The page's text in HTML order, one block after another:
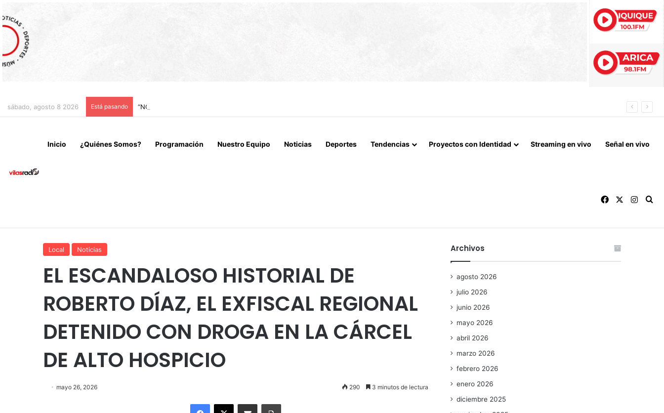
sábado, agosto 8 2026 Está pasando “NO VENIMOS A CELEBRAR LA MUERTE, SINO LA VIDA”: LA EMOTIVA ROMERÍA AL CEMENTERIO QUE MARCA EL CORAZÓN DE LA FIESTA DE SAN LORENZO
Inicio ¿Quiénes Somos? Programación Nuestro Equipo Noticias Deportes Tendencias Proyectos con Identidad Streaming en vivo Señal en vivo
Facebook
Local Noticias
EL ESCANDALOSO HISTORIAL DE
ROBERTO DÍAZ, EL EXFISCAL REGIONAL
DETENIDO CON DROGA EN LA CÁRCEL
DE ALTO HOSPICIO
mayo 26, 2026 290 3 minutos de lectura
Facebook
X Enviar vía email Imprimir
Archivos
agosto 2026
julio 2026
junio 2026
mayo 2026
abril 2026
marzo 2026
febrero 2026
enero 2026
diciembre 2025